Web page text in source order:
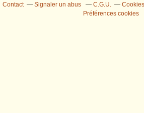
Contact
Signaler un abus C.G.U.
Préférences cookies